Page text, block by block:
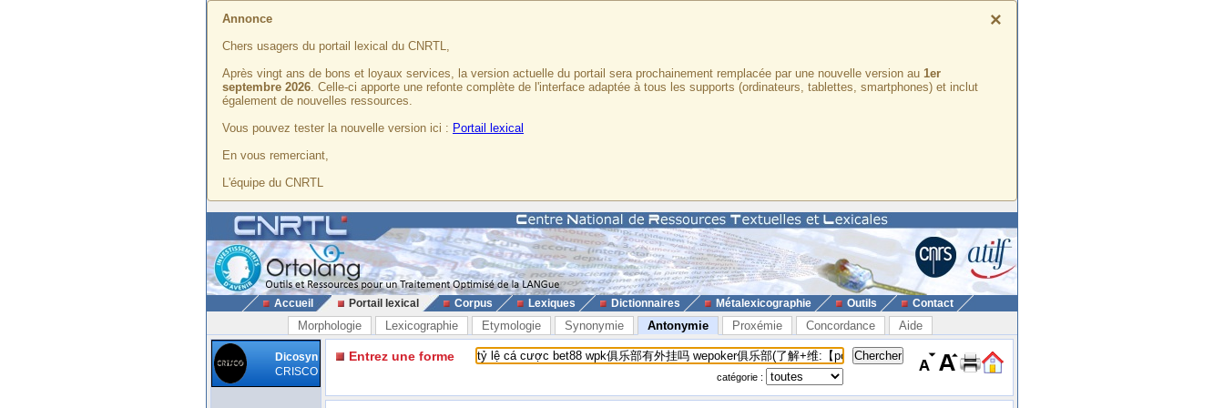
×
Annonce
Chers usagers du portail lexical du CNRTL,
Après vingt ans de bons et loyaux services, la version actuelle du portail sera prochainement remplacée par une nouvelle version au 1er
septembre 2026. Celle-ci apporte une refonte complète de l'interface adaptée à tous les supports (ordinateurs, tablettes, smartphones) et inclut
également de nouvelles ressources.
Vous pouvez tester la nouvelle version ici : Portail lexical
En vous remerciant,
L'équipe du CNRTL
Accueil Portail lexical Corpus Lexiques Dictionnaires Métalexicographie Outils Contact
Morphologie Lexicographie Etymologie Synonymie Antonymie Proxémie Concordance Aide
Dicosyn
CRISCO
Entrez une forme
catégorie :